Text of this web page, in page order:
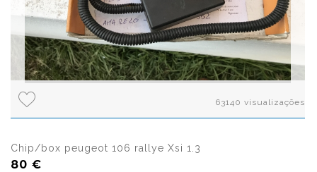
63140 visualizações
Chip/box peugeot 106 rallye Xsi 1.3
80 €